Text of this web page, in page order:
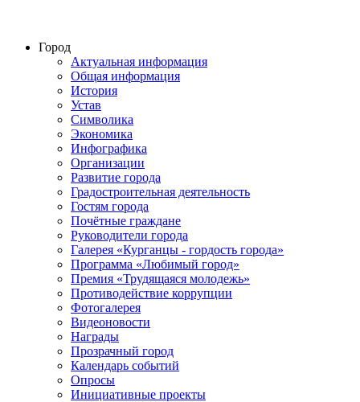
Город
Актуальная информация
Общая информация
История
Устав
Символика
Экономика
Инфографика
Организации
Развитие города
Градостроительная деятельность
Гостям города
Почётные граждане
Руководители города
Галерея «Курганцы - гордость города»
Программа «Любимый город»
Премия «Трудящаяся молодежь»
Противодействие коррупции
Фотогалерея
Видеоновости
Награды
Прозрачный город
Календарь событий
Опросы
Инициативные проекты